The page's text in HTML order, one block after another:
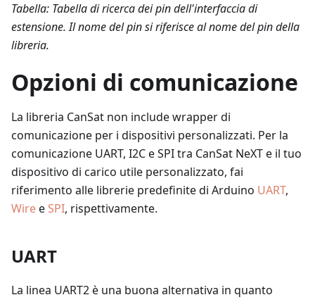
Tabella: Tabella di ricerca dei pin dell'interfaccia di
estensione. Il nome del pin si riferisce al nome del pin della
libreria.
Opzioni di comunicazione
La libreria CanSat non include wrapper di
comunicazione per i dispositivi personalizzati. Per la
comunicazione UART, I2C e SPI tra CanSat NeXT e il tuo
dispositivo di carico utile personalizzato, fai
riferimento alle librerie predefinite di Arduino UART,
WireeSPI, rispettivamente.
UART
La linea UART2 è una buona alternativa in quanto